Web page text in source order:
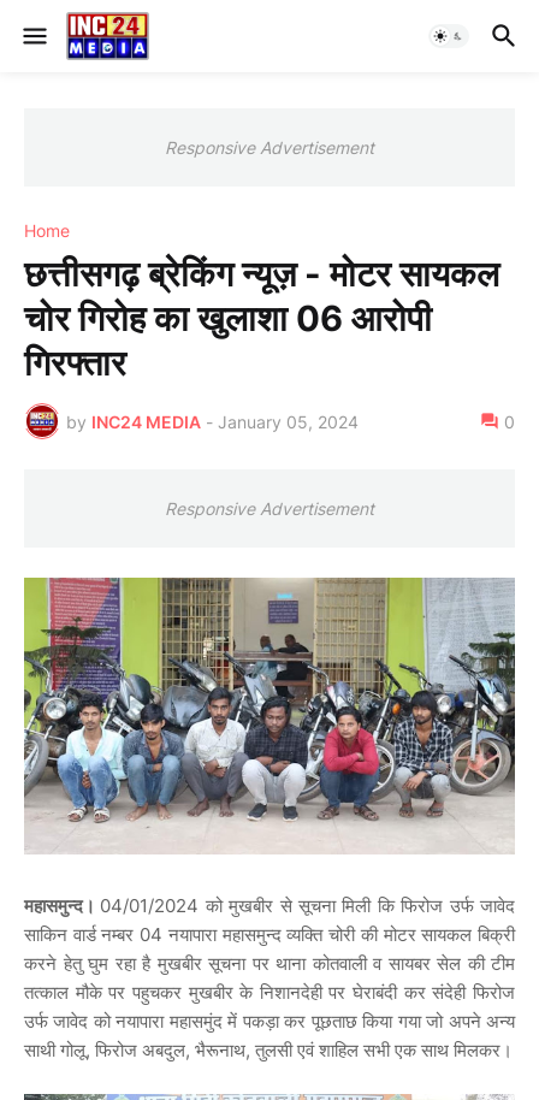
Responsive Advertisement
Home
छत्तीसगढ़ ब्रेकिंग न्यूज़ - मोटर सायकल
चोर गिरोह का खुलाशा 06 आरोपी
गिरफ्तार
by INC24 MEDIA - January 05, 2024 0
Responsive Advertisement
महासमुन्द। 04/01/2024 को मुखबीर से सूचना मिली कि फिरोज उर्फ जावेद
साकिन वार्ड नम्बर 04 नयापारा महासमुन्द व्यक्ति चोरी की मोटर सायकल बिक्री
करने हेतु घुम रहा है मुखबीर सूचना पर थाना कोतवाली व सायबर सेल की टीम
तत्काल मौके पर पहुचकर मुखबीर के निशानदेही पर घेराबंदी कर संदेही फिरोज
उर्फ जावेद को नयापारा महासमुंद में पकड़ा कर पूछताछ किया गया जो अपने अन्य
साथी गोलू, फिरोज अबदुल, भैरूनाथ, तुलसी एवं शाहिल सभी एक साथ मिलकर।